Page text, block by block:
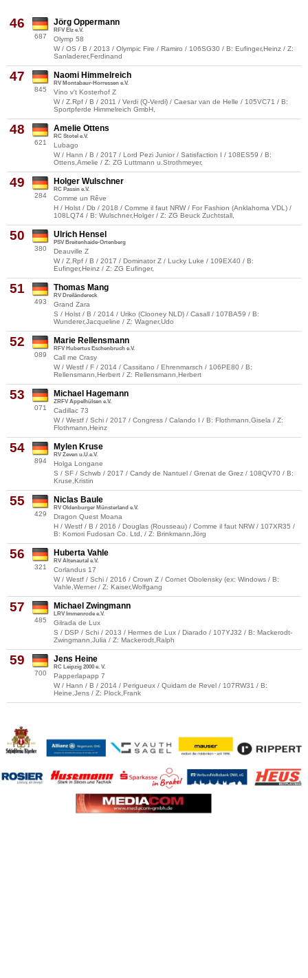
46
687
Jörg Oppermann
RFV Elz e.V.
Olymp 58
W / OS / B / 2013 / Olympic Fire / Ramiro / 106SG30 / B: Eufinger,Heinz / Z:
Sanladerer,Ferdinand
47
845
Naomi Himmelreich
RV Montabaur-Horressen e.V.
Vino v't Kosterhof Z
W / Z.Rpf / B / 2011 / Verdi (Q-Verdi) / Caesar van de Helle / 105VC71 / B:
Sportpferde Himmelreich GmbH,
48
621
Amelie Ottens
RC Stotel e.V.
Lubago
W / Hann / B / 2017 / Lord Pezi Junior / Satisfaction I / 108ES59 / B:
Ottens,Amelie / Z: ZG Luttmann u.Strothmeyer,
49
284
Holger Wulschner
RC Passin e.V.
Comme un Rêve
H / Holst / Db / 2018 / Comme il faut NRW / For Fashion (Anklahoma VDL) /
108LQ74 / B: Wulschner,Holger / Z: ZG Beuck Zuchtstall,
50
380
Ulrich Hensel
PSV Breitenhaide-Ortenberg
Deauville Z
W / Z.Rpf / B / 2017 / Dominator Z / Lucky Luke / 109EX40 / B:
Eufinger,Heinz / Z: ZG Eufinger,
51
493
Thomas Mang
RV Dreiländereck
Grand Zara
S / Holst / B / 2014 / Uriko (Clooney NLD) / Casall / 107BA59 / B:
Wunderer,Jacqueline / Z: Wagner,Udo
52
089
Marie Rellensmann
RFV Hubertus Eschenbruch e.V.
Call me Crasy
W / Westf / F / 2014 / Cassitano / Ehrenmarsch / 106PE80 / B:
Rellensmann,Herbert / Z: Rellensmann,Herbert
53
071
Michael Hagemann
ZRFV Appelhülsen e.V.
Cadillac 73
W / Westf / Schi / 2017 / Congress / Calando I / B: Flothmann,Gisela / Z:
Flothmann,Heinz
54
894
Mylen Kruse
RV Zeven u.U.e.V.
Holga Longane
S / SF / Schwb / 2017 / Candy de Nantuel / Grenat de Grez / 108QV70 / B:
Kruse,Kristin
55
429
Niclas Baule
RV Oldenburger Münsterland e.V.
Dragon Quest Moana
H / Westf / B / 2016 / Douglas (Rousseau) / Comme il faut NRW / 107XR35 /
B: Komori Fudosan Co. Ltd, / Z: Brinkmann,Jörg
56
321
Huberta Vahle
RV Altenautal e.V.
Corlandus 17
W / Westf / Schi / 2016 / Crown Z / Cornet Obolensky (ex: Windows / B:
Vahle,Werner / Z: Kaiser,Wolfgang
57
485
Michael Zwingmann
LRV Immenrode e.V.
Gilrada de Lux
S / DSP / Schi / 2013 / Hermes de Lux / Diarado / 107YJ32 / B: Mackerodt-
Zwingmann,Julia / Z: Mackerodt,Ralph
59
700
Jens Heine
RC Leipzig 2000 e. V.
Papperlapapp 7
W / Hann / B / 2014 / Perigueux / Quidam de Revel / 107RW31 / B:
Heine,Jens / Z: Plock,Frank